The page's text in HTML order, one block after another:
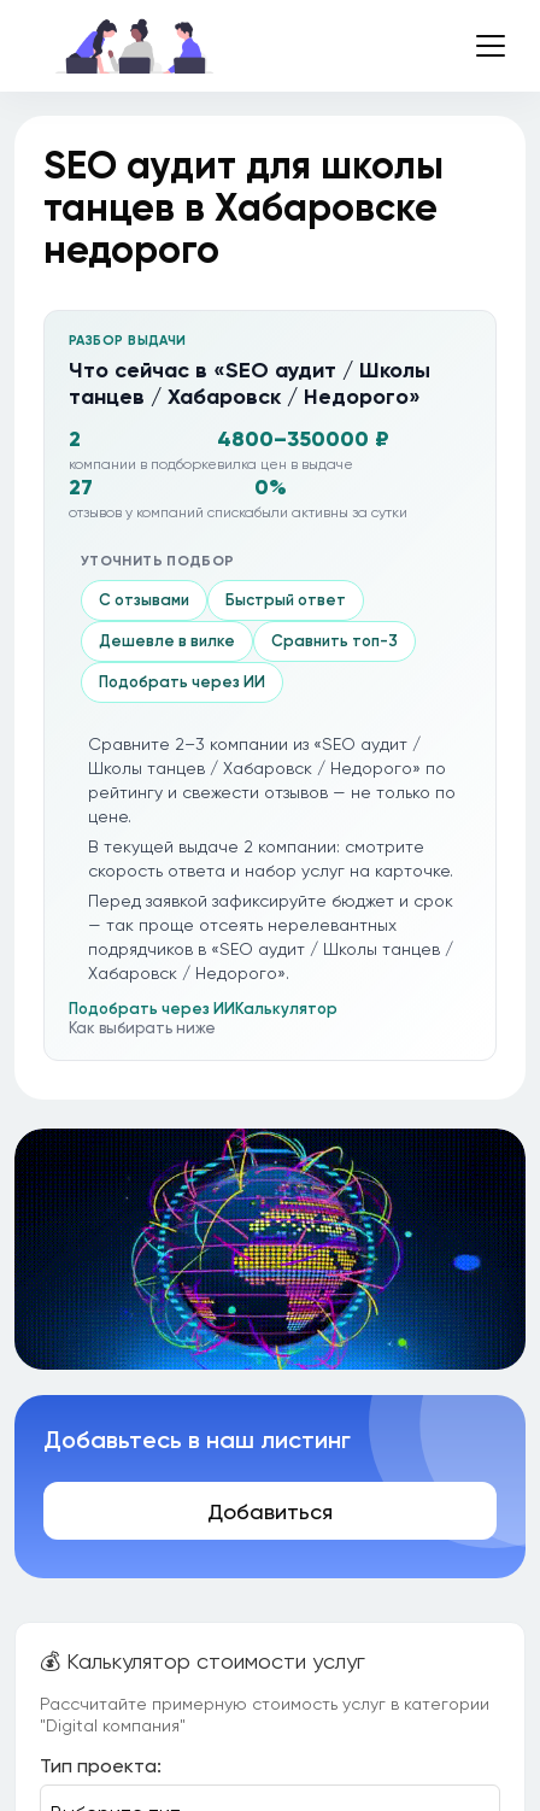
SEO аудит для школы
танцев в Хабаровске
недорого
РАЗБОР ВЫДАЧИ
Что сейчас в «SEO аудит / Школы
танцев / Хабаровск / Недорого»
2
компании в подборке
4800–350000 ₽
вилка цен в выдаче
27
отзывов у компаний списка
0%
были активны за сутки
УТОЧНИТЬ ПОДБОР
С отзывами Быстрый ответ
Дешевле в вилке Сравнить топ-3
Подобрать через ИИ
Сравните 2–3 компании из «SEO аудит /
Школы танцев / Хабаровск / Недорого» по
рейтингу и свежести отзывов — не только по
цене.
В текущей выдаче 2 компании: смотрите
скорость ответа и набор услуг на карточке.
Перед заявкой зафиксируйте бюджет и срок
— так проще отсеять нерелевантных
подрядчиков в «SEO аудит / Школы танцев /
Хабаровск / Недорого».
Подобрать через ИИ Калькулятор
Как выбирать ниже
Добавьтесь в наш листинг
Добавиться
💰 Калькулятор стоимости услуг
Рассчитайте примерную стоимость услуг в категории
"Digital компания"
Тип проекта: